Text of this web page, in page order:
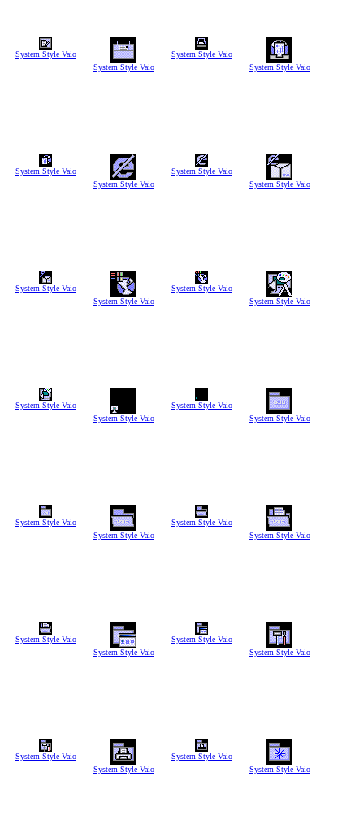
System Style Vaio
System Style Vaio
System Style Vaio
System Style Vaio
System Style Vaio
System Style Vaio
System Style Vaio
System Style Vaio
System Style Vaio
System Style Vaio
System Style Vaio
System Style Vaio
System Style Vaio
System Style Vaio
System Style Vaio
System Style Vaio
System Style Vaio
System Style Vaio
System Style Vaio
System Style Vaio
System Style Vaio
System Style Vaio
System Style Vaio
System Style Vaio
System Style Vaio
System Style Vaio
System Style Vaio
System Style Vaio